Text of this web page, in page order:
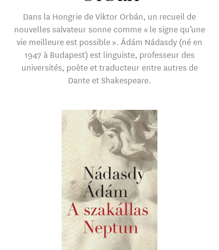
Dans la Hongrie de Viktor Orbán, un recueil de
nouvelles salvateur sonne comme « le signe qu’une
vie meilleure est possible ». Ádám Nádasdy (né en
1947 à Budapest) est linguiste, professeur des
universités, poète et traducteur entre autres de
Dante et Shakespeare.